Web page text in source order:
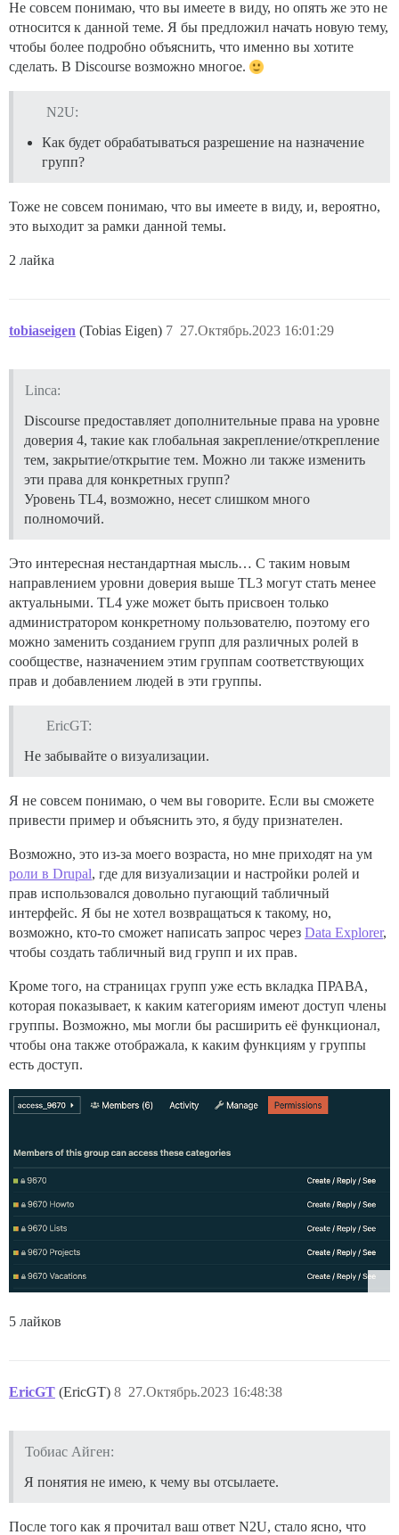
Не совсем понимаю, что вы имеете в виду, но опять же это не
относится к данной теме. Я бы предложил начать новую тему,
чтобы более подробно объяснить, что именно вы хотите
сделать. В Discourse возможно многое.
N2U:
Как будет обрабатываться разрешение на назначение
групп?
Тоже не совсем понимаю, что вы имеете в виду, и, вероятно,
это выходит за рамки данной темы.
2 лайка
tobiaseigen (Tobias Eigen) 27.Октябрь.2023 16:01:29
7
Linca:
Discourse предоставляет дополнительные права на уровне
доверия 4, такие как глобальная закрепление/открепление
тем, закрытие/открытие тем. Можно ли также изменить
эти права для конкретных групп?
Уровень TL4, возможно, несет слишком много
полномочий.
Это интересная нестандартная мысль… С таким новым
направлением уровни доверия выше TL3 могут стать менее
актуальными. TL4 уже может быть присвоен только
администратором конкретному пользователю, поэтому его
можно заменить созданием групп для различных ролей в
сообществе, назначением этим группам соответствующих
прав и добавлением людей в эти группы.
EricGT:
Не забывайте о визуализации.
Я не совсем понимаю, о чем вы говорите. Если вы сможете
привести пример и объяснить это, я буду признателен.
Возможно, это из-за моего возраста, но мне приходят на ум
роли в Drupal, где для визуализации и настройки ролей и
прав использовался довольно пугающий табличный
интерфейс. Я бы не хотел возвращаться к такому, но,
возможно, кто-то сможет написать запрос через Data Explorer,
чтобы создать табличный вид групп и их прав.
Кроме того, на страницах групп уже есть вкладка ПРАВА,
которая показывает, к каким категориям имеют доступ члены
группы. Возможно, мы могли бы расширить её функционал,
чтобы она также отображала, к каким функциям у группы
есть доступ.
5 лайков
EricGT (EricGT) 27.Октябрь.2023 16:48:38
8
Тобиас Айген:
Я понятия не имею, к чему вы отсылаете.
После того как я прочитал ваш ответ N2U, стало ясно, что